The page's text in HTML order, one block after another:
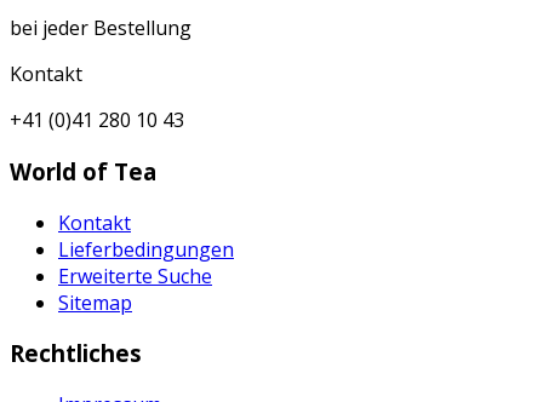
bei jeder Bestellung
Kontakt
+41 (0)41 280 10 43
World of Tea
Kontakt
Lieferbedingungen
Erweiterte Suche
Sitemap
Rechtliches